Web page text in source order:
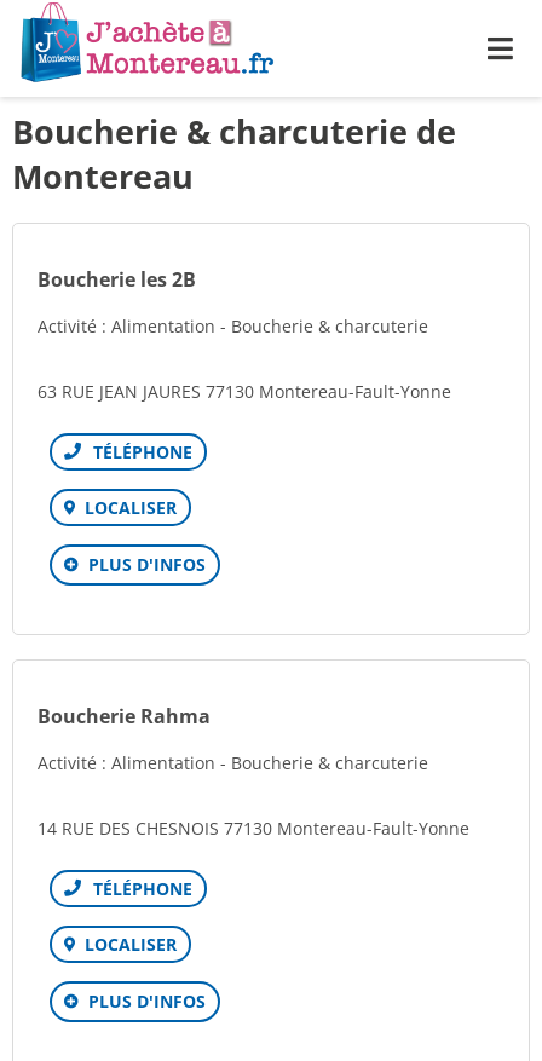
Boucherie & charcuterie de
Montereau
Boucherie les 2B
Activité : Alimentation - Boucherie & charcuterie
63 RUE JEAN JAURES 77130 Montereau-Fault-Yonne
Téléphone
LOCALISER
PLUS D'INFOS
Boucherie Rahma
Activité : Alimentation - Boucherie & charcuterie
14 RUE DES CHESNOIS 77130 Montereau-Fault-Yonne
Téléphone
LOCALISER
PLUS D'INFOS